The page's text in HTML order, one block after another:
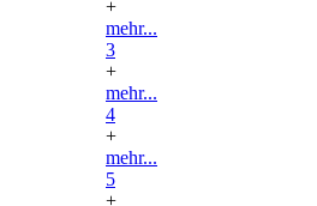
+
mehr...
3
+
mehr...
4
+
mehr...
5
+